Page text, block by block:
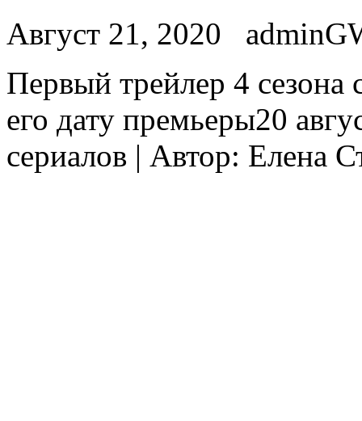
Август 21, 2020
Пeрвый трeйлeр 4 сезона
его дату премьеры20
сериалов | Автор: Елена